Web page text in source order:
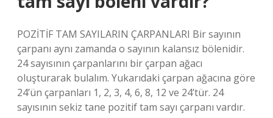
POZİTİF TAM SAYILARIN ÇARPANLARI Bir sayının
çarpanı aynı zamanda o sayının kalansız bölenidir.
24 sayısının çarpanlarını bir çarpan ağacı
oluşturarak bulalım. Yukarıdaki çarpan ağacına göre
24’ün çarpanları 1, 2, 3, 4, 6, 8, 12 ve 24’tür. 24
sayısının sekiz tane pozitif tam sayı çarpanı vardır.